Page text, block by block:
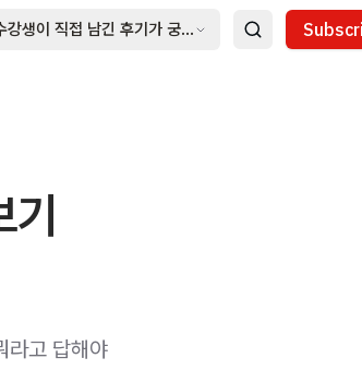
강생이 직접 남긴 후기가 궁금하다면?
기
고 답해야